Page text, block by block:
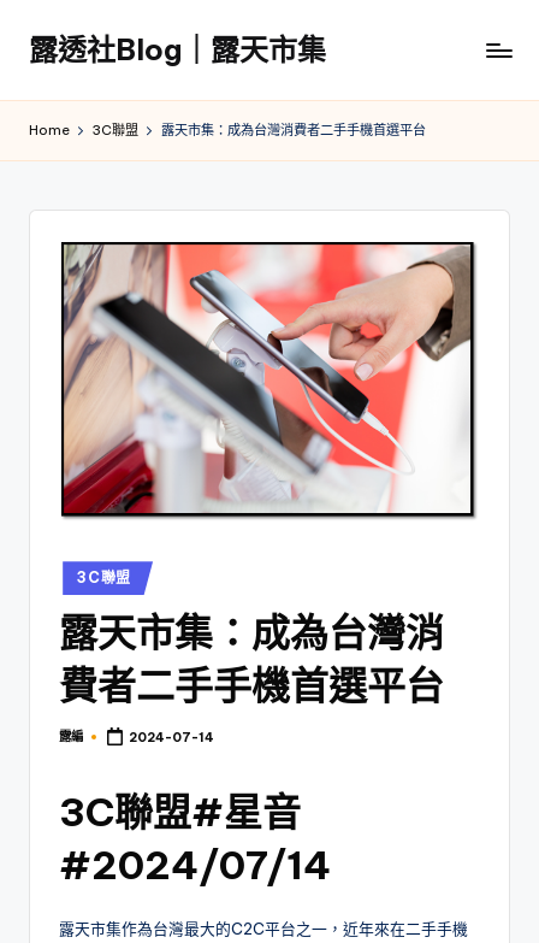
Skip
content
露透社Blog｜露天市集
社
Home 3C聯盟 露天市集：成為台灣消費者二手手機首選平台
Posted
in
3C聯盟
露天市集：成為台灣消
費者二手手機首選平台
Posted
露編 2024-07-14
3C聯盟#星音
#2024/07/14
露天市集作為台灣最大的C2C平台之一，近年來在二手手機